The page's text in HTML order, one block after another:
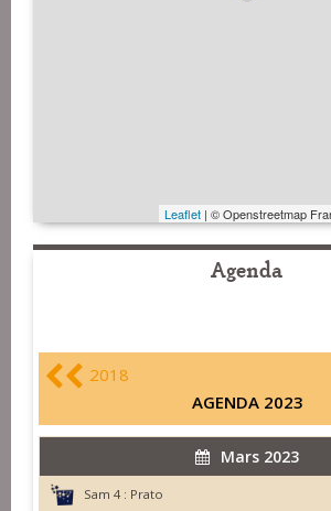
Leaflet | © Openstreetmap
Agenda
2018
AGENDA 2023
Mars 2023
Sam 4 : Prato